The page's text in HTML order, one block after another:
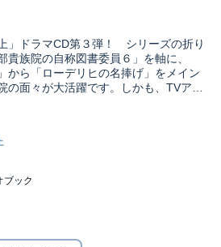
」ドラマCD第３弾！ シリーズの折り
貴族院の自称図書委員６」を軸に、
から「ローデリヒの名捧げ」をメイン
の面々が大活躍です。しかも、TVアニ
一新！
す「本好き」の物語を、アニメ放送前